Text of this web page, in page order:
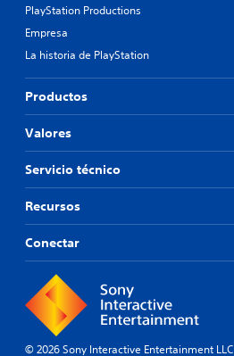
PlayStation Productions
Empresa
La historia de PlayStation
Productos
Valores
Servicio técnico
Recursos
Conectar
© 2026 Sony Interactive Entertainment LLC